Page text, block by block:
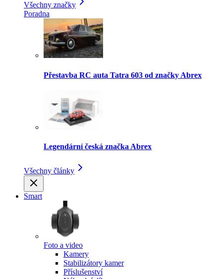
Všechny značky
Poradna
Přestavba RC auta Tatra 603 od značky Abrex
Legendární česká značka Abrex
Všechny články
Smart
Foto a video
Kamery
Stabilizátory kamer
Příslušenství